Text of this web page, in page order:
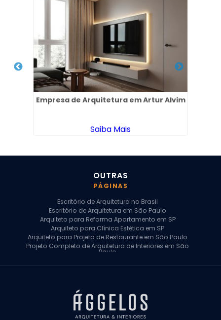
Empresa de Arquitetura em Artur Alvim
Saiba Mais
OUTRAS
PÁGINAS
Escritório de Arquitetura no Brasil
Escritório de Arquitetura em São Paulo
Arquiteto para Reforma Apartamento em SP
Arquiteto para Clínica Estética em SP
Arquiteto para Projeto de Restaurante em São Paulo
Projeto Completo de Arquitetura de Interiores em São
Paulo
Arquiteto para Projeto Comercial em São Paulo
Arquiteto Comercial
Arquiteto para Reforma de Apartamento
Arquiteto para Reforma Residencial